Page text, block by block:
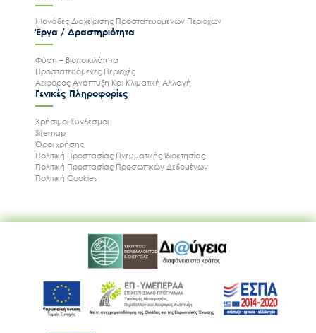
Μονάδες Διαχείρισης Προστατευόμενων Περιοχών
Έργα / Δραστηριότητα
Φύση – Βιοποικιλότητα
Προστατευόμενες Περιοχές
Αειφόρος Ανάπτυξη Και Κλιματική Αλλαγή
Γενικές Πληροφορίες
Χρήσιμοι Συνδέσμοι
Sitemap
Όροι χρήσης
Πολιτική Προστασίας Πνευματικής Ιδιοκτησίας
Πολιτική Προστασίας Προσωπικών Δεδομένων
Πολιτική Cookies